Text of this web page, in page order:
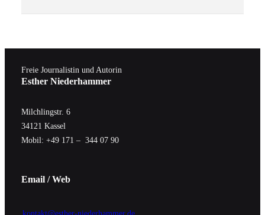
Freie Journalistin und Autorin
Esther Niederhammer
Milchlingstr. 6
34121 Kassel
Mobil: +49 171 – 344 07 90
Email / Web